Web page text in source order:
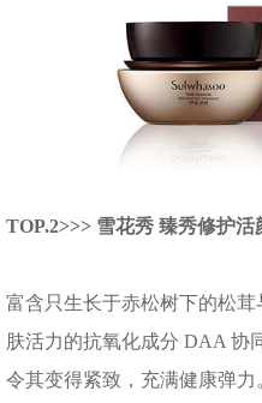
TOP.2>>> 雪花秀 臻秀修护
富含只生长于赤松树下的松
肤活力的抗氧化成分 DAA 协
令其变得紧致，充满健康弹